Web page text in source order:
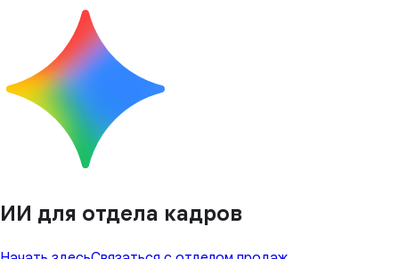
ИИ для отдела кадров